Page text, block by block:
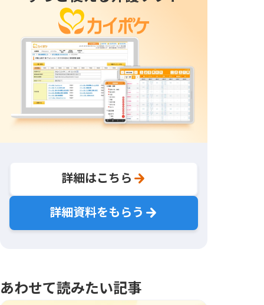
詳細はこちら
詳細資料をもらう
あわせて読みたい記事